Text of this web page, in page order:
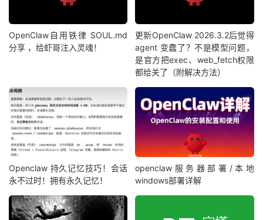
OpenClaw自用铁律 SOUL.md
分享 ，给虾哥注入灵魂！
更新OpenClaw 2026.3.2后觉得
agent 变蠢了？不是模型问题，
是官方把exec、web_fetch权限
都给关了（附解决方法）
Openclaw 持久记忆技巧！会话
永不过时！拥有永久记忆！
openclaw服务器部署/本地
windows部署详解